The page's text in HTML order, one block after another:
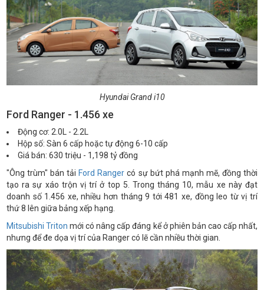
Hyundai Grand i10
Ford Ranger - 1.456 xe
Động cơ: 2.0L - 2.2L
Hộp số: Sàn 6 cấp hoặc tự động 6-10 cấp
Giá bán: 630 triệu - 1,198 tỷ đồng
"Ông trùm" bán tải Ford Ranger có sự bứt phá mạnh mẽ, đồng thời
tạo ra sự xáo trộn vị trí ở top 5. Trong tháng 10, mẫu xe này đạt
doanh số 1.456 xe, nhiều hơn tháng 9 tới 481 xe, đồng leo từ vị trí
thứ 8 lên giữa bảng xếp hạng.
Mitsubishi Triton mới có nâng cấp đáng kể ở phiên bản cao cấp nhất,
nhưng để đe dọa vị trí của Ranger có lẽ cần nhiều thời gian.